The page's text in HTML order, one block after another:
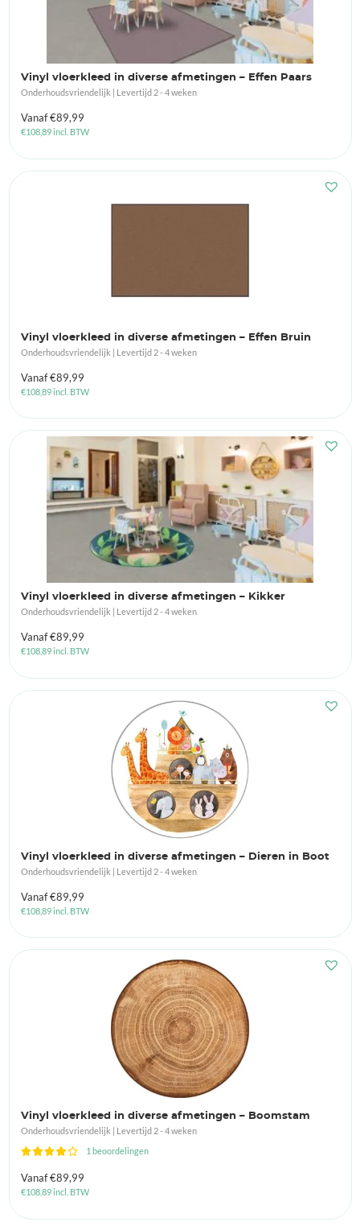
Vinyl vloerkleed in diverse afmetingen – Effen Paars
Onderhoudsvriendelijk | Levertijd 2 - 4 weken
Vanaf€89,99
€108,89incl. BTW
Vinyl vloerkleed in diverse afmetingen – Effen Bruin
Onderhoudsvriendelijk | Levertijd 2 - 4 weken
Vanaf€89,99
€108,89incl. BTW
Vinyl vloerkleed in diverse afmetingen – Kikker
Onderhoudsvriendelijk | Levertijd 2 - 4 weken
Vanaf€89,99
€108,89incl. BTW
Vinyl vloerkleed in diverse afmetingen – Dieren in Boot
Onderhoudsvriendelijk | Levertijd 2 - 4 weken
Vanaf€89,99
€108,89incl. BTW
Vinyl vloerkleed in diverse afmetingen – Boomstam
Onderhoudsvriendelijk | Levertijd 2 - 4 weken
1 beoordelingen
Vanaf€89,99
€108,89incl. BTW